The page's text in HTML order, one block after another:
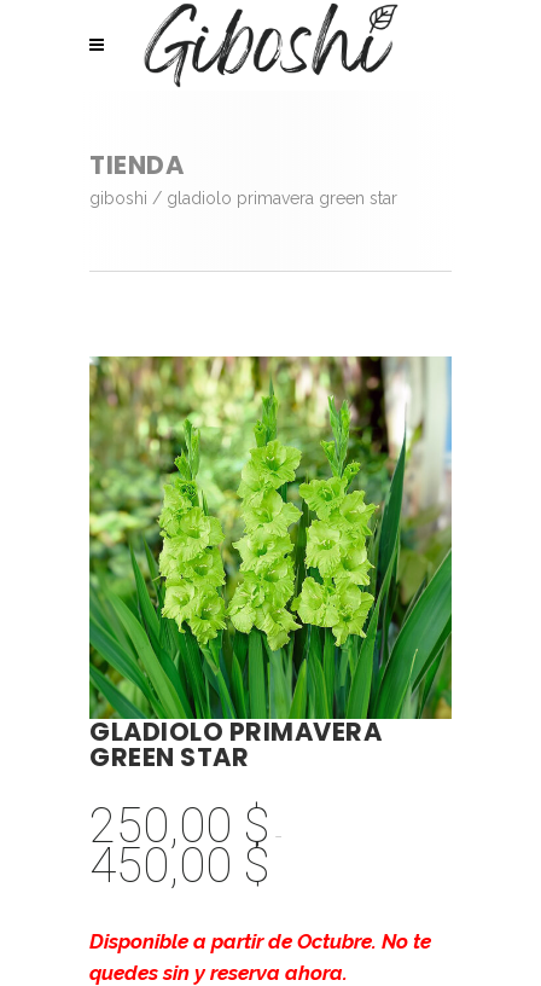
TIENDA
giboshi / gladiolo primavera green star
GLADIOLO PRIMAVERA
GREEN STAR
250,00 $ -
450,00 $
precios:
desde
Disponible a partir de Octubre. No te
quedes sin y reserva ahora.